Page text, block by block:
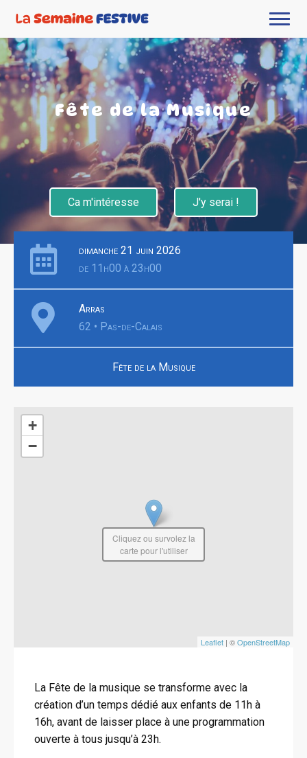
Fête de la Musique
Ca m'intéresse J'y serai !
dimanche 21 juin 2026
de 11h00 à 23h00
Arras
62 • Pas-de-Calais
Fête de la Musique
+
−
Leaflet | ©OpenStreetMap
Cliquez ou survolez la
carte pour l'utiliser
La Fête de la musique se transforme avec la
création d’un temps dédié aux enfants de 11h à
16h, avant de laisser place à une programmation
ouverte à tous jusqu’à 23h.